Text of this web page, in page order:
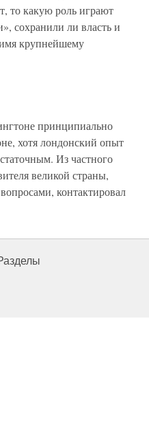
то какую роль играют
сохранили ли власть и
крупнейшему
принципиально
хотя лондонский опыт
Из частного
великой страны,
контактировал